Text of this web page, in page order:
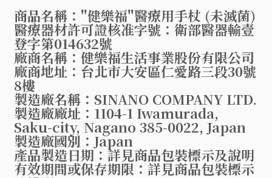
商品名稱："健樂福"醫療用手杖 (未滅菌)
醫療器材許可證核准字號： 衛部醫器輸壹
登字第014632號
廠商名稱：健樂福生活事業股份有限公司
廠商地址：台北市大安區仁愛路三段30號
8樓
製造廠名稱：SINANO COMPANY LTD.
製造廠廠址：1104-1 Iwamurada,
Saku-city, Nagano 385-0022, Japan
製造廠國別：Japan
產品製造日期：詳見商品包裝標示及說明
有效期間或保存期限：詳見商品包裝標示